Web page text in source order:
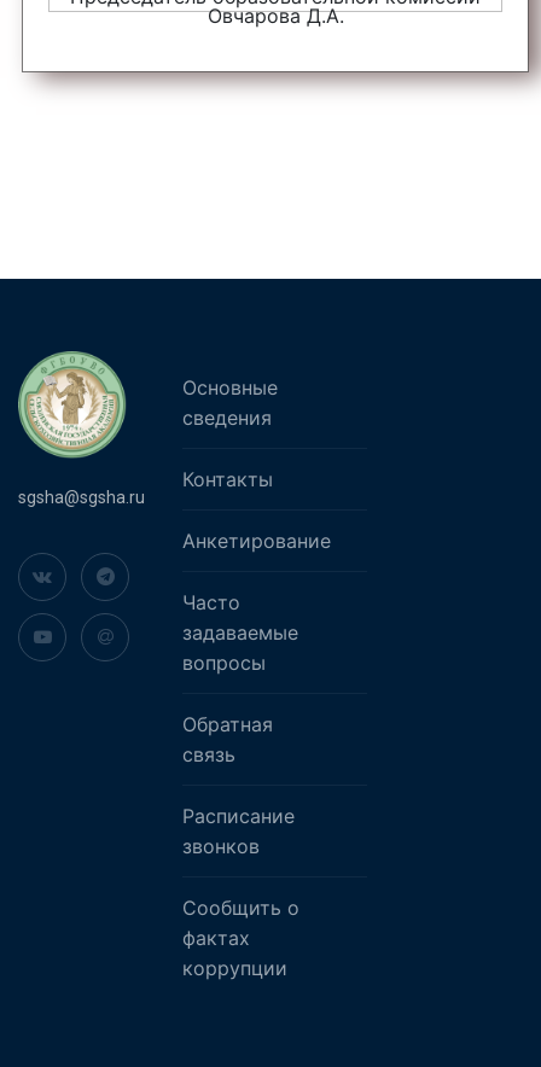
Овчарова Д.А.
sgsha@sgsha.ru
Основные
сведения
Контакты
Анкетирование
Часто
задаваемые
вопросы
Обратная
связь
Расписание
звонков
Сообщить о
фактах
коррупции